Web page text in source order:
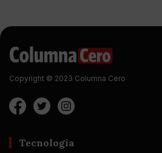
Copyright © 2023 Columna Cero
Tecnología